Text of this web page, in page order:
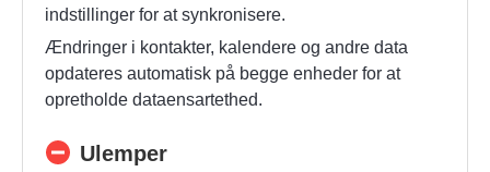
indstillinger for at synkronisere.
Ændringer i kontakter, kalendere og andre data
opdateres automatisk på begge enheder for at
opretholde dataensartethed.
Ulemper